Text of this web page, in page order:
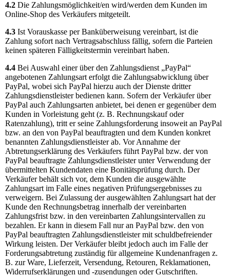
4.2 Die Zahlungsmöglichkeit/en wird/werden dem Kunden im
Online-Shop des Verkäufers mitgeteilt.
4.3 Ist Vorauskasse per Banküberweisung vereinbart, ist die
Zahlung sofort nach Vertragsabschluss fällig, sofern die Parteien
keinen späteren Fälligkeitstermin vereinbart haben.
4.4 Bei Auswahl einer über den Zahlungsdienst „PayPal“
angebotenen Zahlungsart erfolgt die Zahlungsabwicklung über
PayPal, wobei sich PayPal hierzu auch der Dienste dritter
Zahlungsdienstleister bedienen kann. Sofern der Verkäufer über
PayPal auch Zahlungsarten anbietet, bei denen er gegenüber dem
Kunden in Vorleistung geht (z. B. Rechnungskauf oder
Ratenzahlung), tritt er seine Zahlungsforderung insoweit an PayPal
bzw. an den von PayPal beauftragten und dem Kunden konkret
benannten Zahlungsdienstleister ab. Vor Annahme der
Abtretungserklärung des Verkäufers führt PayPal bzw. der von
PayPal beauftragte Zahlungsdienstleister unter Verwendung der
übermittelten Kundendaten eine Bonitätsprüfung durch. Der
Verkäufer behält sich vor, dem Kunden die ausgewählte
Zahlungsart im Falle eines negativen Prüfungsergebnisses zu
verweigern. Bei Zulassung der ausgewählten Zahlungsart hat der
Kunde den Rechnungsbetrag innerhalb der vereinbarten
Zahlungsfrist bzw. in den vereinbarten Zahlungsintervallen zu
bezahlen. Er kann in diesem Fall nur an PayPal bzw. den von
PayPal beauftragten Zahlungsdienstleister mit schuldbefreiender
Wirkung leisten. Der Verkäufer bleibt jedoch auch im Falle der
Forderungsabtretung zuständig für allgemeine Kundenanfragen z.
B. zur Ware, Lieferzeit, Versendung, Retouren, Reklamationen,
Widerrufserklärungen und -zusendungen oder Gutschriften.